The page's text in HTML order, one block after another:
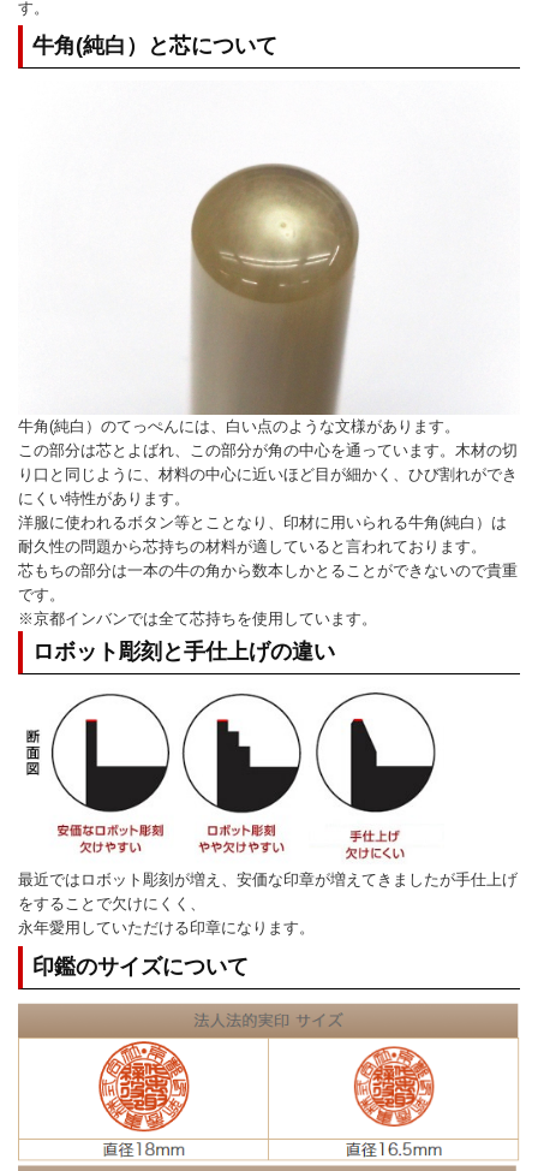
す。
牛角(純白）と芯について
牛角(純白）のてっぺんには、白い点のような文様があります。
この部分は芯とよばれ、この部分が角の中心を通っています。木材の切
り口と同じように、材料の中心に近いほど目が細かく、ひび割れができ
にくい特性があります。
洋服に使われるボタン等とことなり、印材に用いられる牛角(純白）は
耐久性の問題から芯持ちの材料が適していると言われております。
芯もちの部分は一本の牛の角から数本しかとることができないので貴重
です。
※京都インバンでは全て芯持ちを使用しています。
ロボット彫刻と手仕上げの違い
最近ではロボット彫刻が増え、安価な印章が増えてきましたが手仕上げ
をすることで欠けにくく、
永年愛用していただける印章になります。
印鑑のサイズについて